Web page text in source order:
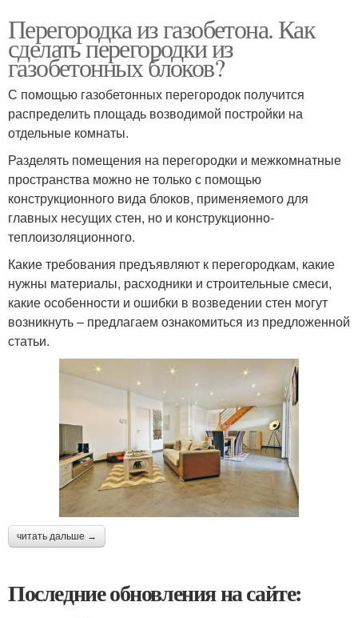
Перегородка из газобетона. Как
сделать перегородки из
газобетонных блоков?
С помощью газобетонных перегородок получится
распределить площадь возводимой постройки на
отдельные комнаты.
Разделять помещения на перегородки и межкомнатные
пространства можно не только с помощью
конструкционного вида блоков, применяемого для
главных несущих стен, но и конструкционно-
теплоизоляционного.
Какие требования предъявляют к перегородкам, какие
нужны материалы, расходники и строительные смеси,
какие особенности и ошибки в возведении стен могут
возникнуть – предлагаем ознакомиться из предложенной
статьи.
читать дальше →
Последние обновления на сайте: